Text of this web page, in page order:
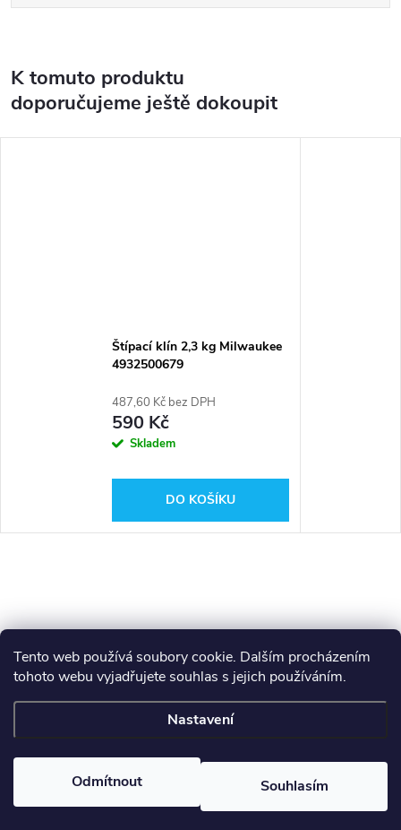
Tento web používá soubory cookie. Dalším procházením
tohoto webu vyjadřujete souhlas s jejich používáním.
Nastavení
Odmítnout Souhlasím
K tomuto produktu
doporučujeme ještě dokoupit
Štípací klín 2,3 kg Milwaukee
4932500679
487,60 Kč bez DPH
590 Kč
Skladem
DO KOŠÍKU
Z
á
GAMA - NÁŘADÍ. Všechna práva vyhrazena.